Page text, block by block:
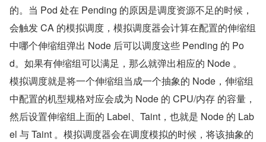
的。当 Pod 处在 Pending 的原因是调度资源不足的时候，
会触发 CA 的模拟调度，模拟调度器会计算在配置的伸缩组
中哪个伸缩组弹出 Node 后可以调度这些 Pending 的 Po
d。如果有伸缩组可以满足，那么就弹出相应的 Node 。
模拟调度就是将一个伸缩组当成一个抽象的 Node，伸缩组
中配置的机型规格对应会成为 Node 的 CPU/内存 的容量，
然后设置伸缩组上面的 Label、Taint，也就是 Node 的 Lab
el 与 Taint 。模拟调度器会在调度模拟的时候，将该抽象的